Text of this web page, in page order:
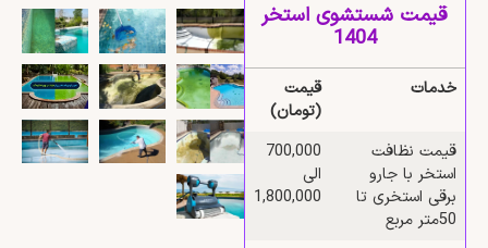
قیمت شستشوی استخر
1404
خدمات
قیمت
(تومان)
قیمت نظافت
استخر با جارو
برقی استخری تا
50متر مربع
700,000
الی
1,800,000